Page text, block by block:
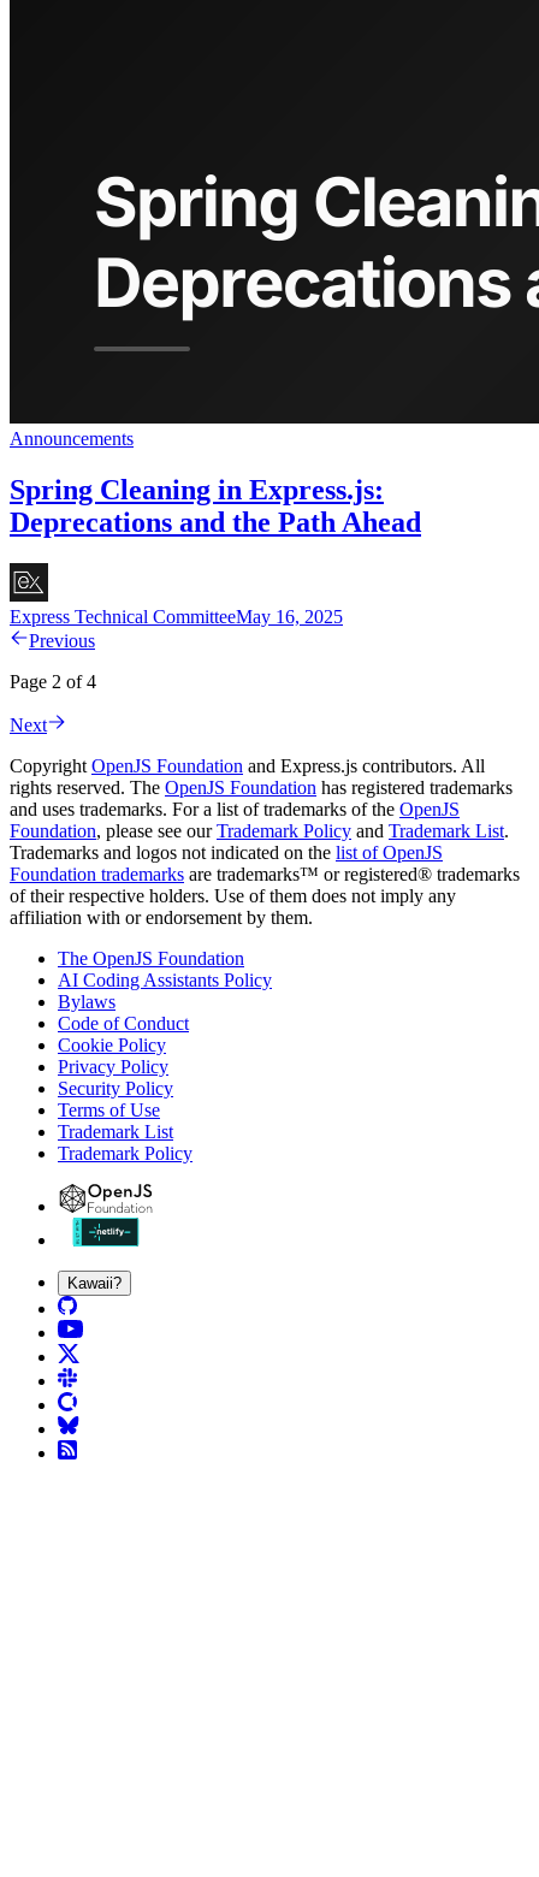
Announcements
Spring Cleaning in Express.js:
Deprecations and the Path Ahead
Express Technical CommitteeMay 16, 2025
Previous
Page 2 of 4
Next
Copyright OpenJS Foundation and Express.js contributors. All
rights reserved. The OpenJS Foundation has registered trademarks
and uses trademarks. For a list of trademarks of the OpenJS
Foundation, please see ourTrademark Policy and Trademark List.
Trademarks and logos not indicated on the list of OpenJS
Foundation trademarks are trademarks™ or registered® trademarks
of their respective holders. Use of them does not imply any
affiliation with or endorsement by them.
The OpenJS Foundation
AI Coding Assistants Policy
Bylaws
Code of Conduct
Cookie Policy
Privacy Policy
Security Policy
Terms of Use
Trademark List
Trademark Policy
Kawaii?